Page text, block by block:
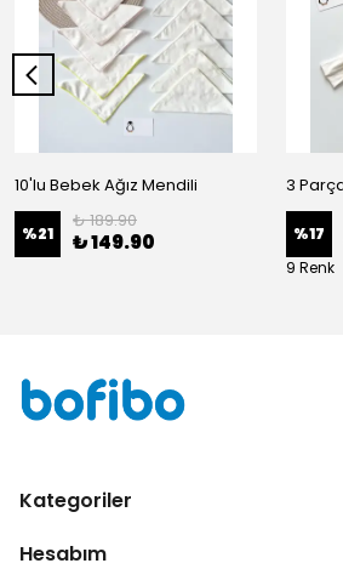
10'lu Bebek Ağız Mendili
%21
₺ 189.90
₺ 149.90 %17
9 Renk
Kategoriler
Hesabım